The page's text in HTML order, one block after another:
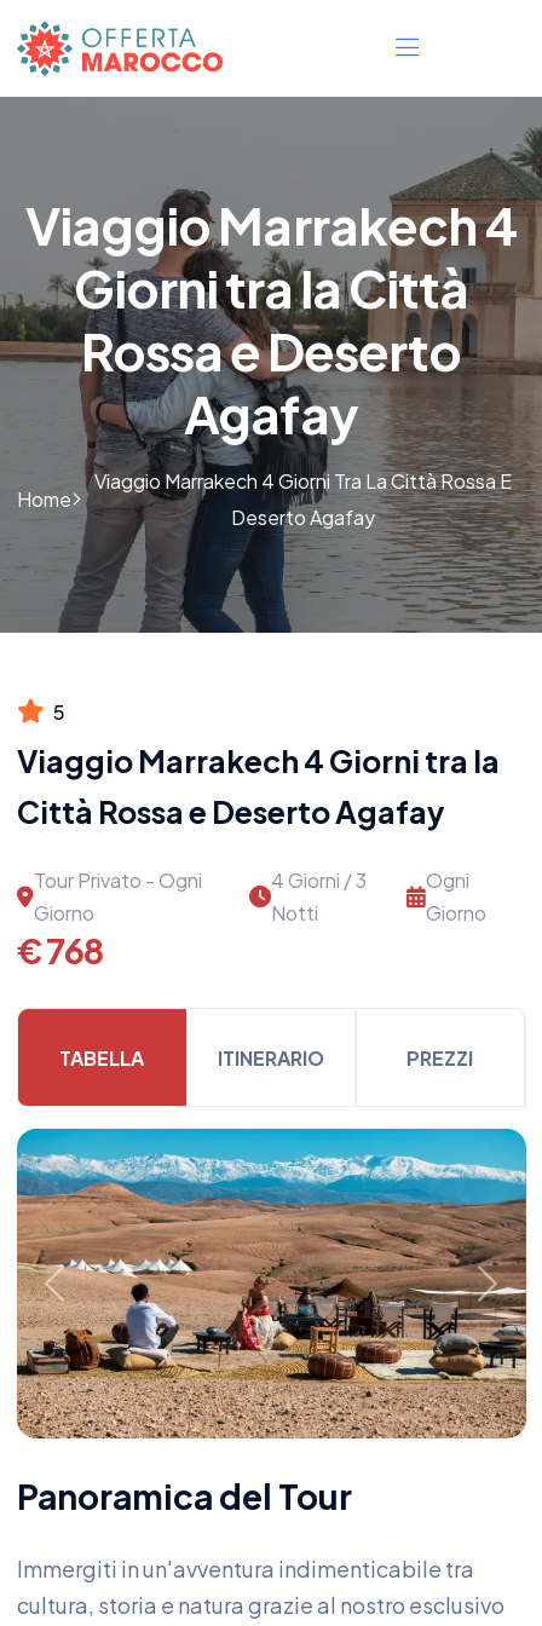
Viaggio Marrakech 4
Giorni tra la Città
Rossa e Deserto
Agafay
Home
Viaggio Marrakech 4 Giorni Tra La Città Rossa E
Deserto Agafay
Viaggio Marrakech 4 Giorni tra la
Città Rossa e Deserto Agafay
5
Tour Privato - Ogni
Giorno
4 Giorni / 3
Notti
Ogni
Giorno
€ 768
TABELLA ITINERARIO PREZZI
Previous Next
Panoramica del Tour
Immergiti in un'avventura indimenticabile tra
cultura, storia e natura grazie al nostro esclusivo